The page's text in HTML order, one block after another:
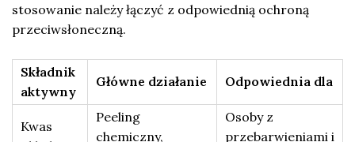
stosowanie należy łączyć z odpowiednią ochroną
przeciwsłoneczną.
Składnik
aktywny
Główne działanie Odpowiednia dla
Kwas
Peeling
chemiczny,
Osoby z
przebarwieniami i